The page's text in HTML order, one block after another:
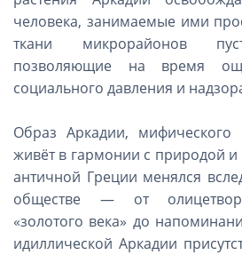
человека, занимаемые ими
ткани микрорайонов
позволяющие на время
социального давления и
Образ Аркадии, мифического
живёт в гармонии с природой и
античной Греции менялся
обществе — от
«золотого века» до
идиллической Аркадии